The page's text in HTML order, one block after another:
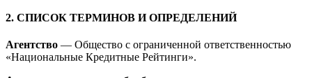
2. СПИСОК ТЕРМИНОВ И ОПРЕДЕЛЕНИЙ
Агентство — Общество с ограниченной ответственностью
«Национальные Кредитные Рейтинги».